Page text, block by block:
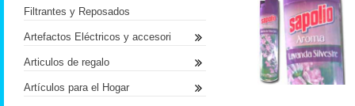
Filtrantes y Reposados
Artefactos Eléctricos y accesori
Articulos de regalo
Artículos para el Hogar